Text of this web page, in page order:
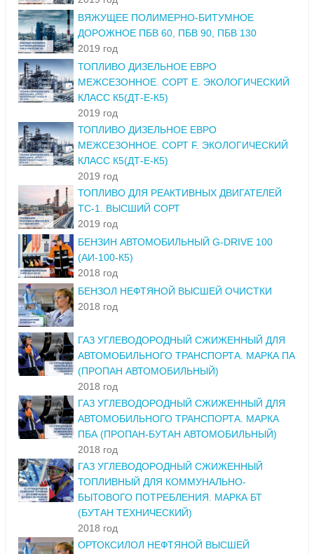
ВЯЖУЩЕЕ ПОЛИМЕРНО-БИТУМНОЕ
ДОРОЖНОЕ ПБВ 60, ПБВ 90, ПБВ 130
2019 год
ТОПЛИВО ДИЗЕЛЬНОЕ ЕВРО
МЕЖСЕЗОННОЕ. СОРТ Е. ЭКОЛОГИЧЕСКИЙ
КЛАСС К5(ДТ-Е-К5)
2019 год
ТОПЛИВО ДИЗЕЛЬНОЕ ЕВРО
МЕЖСЕЗОННОЕ. СОРТ F. ЭКОЛОГИЧЕСКИЙ
КЛАСС К5(ДТ-Е-К5)
2019 год
ТОПЛИВО ДЛЯ РЕАКТИВНЫХ ДВИГАТЕЛЕЙ
ТС-1. ВЫСШИЙ СОРТ
2019 год
БЕНЗИН АВТОМОБИЛЬНЫЙ G-DRIVE 100
(АИ-100-К5)
2018 год
БЕНЗОЛ НЕФТЯНОЙ ВЫСШЕЙ ОЧИСТКИ
2018 год
ГАЗ УГЛЕВОДОРОДНЫЙ СЖИЖЕННЫЙ ДЛЯ
АВТОМОБИЛЬНОГО ТРАНСПОРТА. МАРКА ПА
(ПРОПАН АВТОМОБИЛЬНЫЙ)
2018 год
ГАЗ УГЛЕВОДОРОДНЫЙ СЖИЖЕННЫЙ ДЛЯ
АВТОМОБИЛЬНОГО ТРАНСПОРТА. МАРКА
ПБА (ПРОПАН-БУТАН АВТОМОБИЛЬНЫЙ)
2018 год
ГАЗ УГЛЕВОДОРОДНЫЙ СЖИЖЕННЫЙ
ТОПЛИВНЫЙ ДЛЯ КОММУНАЛЬНО-
БЫТОВОГО ПОТРЕБЛЕНИЯ. МАРКА БТ
(БУТАН ТЕХНИЧЕСКИЙ)
2018 год
ОРТОКСИЛОЛ НЕФТЯНОЙ ВЫСШЕЙ